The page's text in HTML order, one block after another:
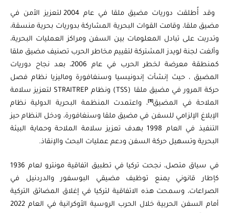
وقد أُطلقت دوريات مضيق ملقا في عام 2004 لتعزيز الأمن في
مضيق ملقا، وقامت القوات البحرية المشاركة بدوريات بحرية منسقة،
وتدربت على تبادل المعلومات بين السفن ومراكز العمليات البحرية،
وألغت لجنة لويدز المشتركة لتقييم مخاطر الحرب تصنيف مضيق ملقا
كمنطقة معرضة لخطر الحرب في عام 2006، بعد نجاح دوريات
المضيق ، حيث إنشأت إندونيسيا وسنغافورة وماليزيا نظام فصل
حركة المرور في مضيق ملقا (TSS) ونظام STRAITREP لتعزيز سلامة
الملاحة في المضيق[11]
، واعتمدت المنظمة البحرية الدولية نظام
الإبلاغ الإلزامي للسفن في مضيق ملقا وسنغافورة، ودخل النظام حيز
التنفيذ في العام 1998 بهدف تعزيز سلامة الملاحة وحماية البيئة
البحرية وتسهيل حركة السفن ودعم عمليات البحث والإنقاذ.
في سياق متصل، نجحت تركيا في تطبيق اتفاقية مونترو لعام 1936
كإطار قانوني يمنع توظيف مضيقي البوسفور والدردنيل في
الصراعات، وسمحت هذه الاتفاقية لتركيا في إغلاق المضائق التركية
أمام السفن الحربية خلال الحرب الروسية الأوكرانية في العام 2022